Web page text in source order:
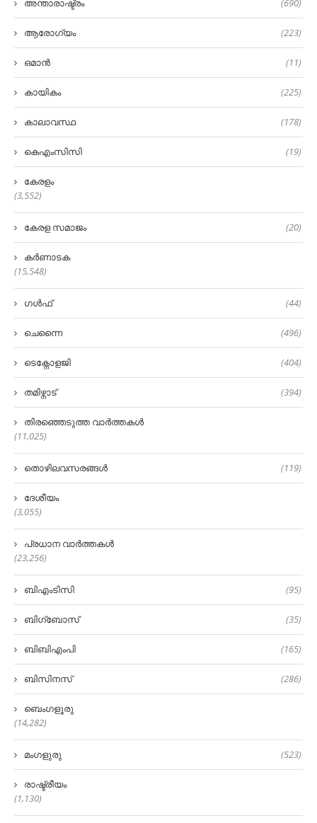
അന്താരാഷ്ട്രം (690)
ആരോഗ്യം (223)
ഒമാൻ (11)
കായികം (225)
കാലാവസ്ഥ (178)
കെഎംസിസി (19)
കേരളം
(3,552)
കേരള സമാജം (20)
കർണാടക
(15,548)
ഗൾഫ് (44)
ചെന്നൈ (496)
ടെക്നോളജി (404)
തമിഴ്നാട് (394)
തിരഞ്ഞെടുത്ത വാർത്തകൾ
(11,025)
തൊഴിലവസരങ്ങൾ (119)
ദേശീയം
(3,055)
പ്രധാന വാർത്തകൾ
(23,256)
ബിഎംടിസി (95)
ബിഗ്‌ബോസ് (35)
ബിബിഎംപി (165)
ബിസിനസ് (286)
ബെംഗളൂരു
(14,282)
മംഗളുരു (523)
രാഷ്ട്രീയം
(1,130)